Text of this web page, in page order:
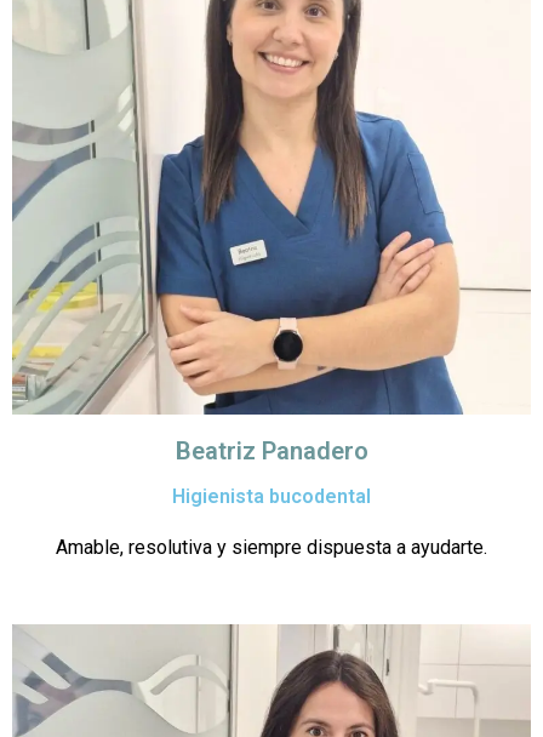
Beatriz Panadero
Higienista bucodental
Amable, resolutiva y siempre dispuesta a ayudarte.